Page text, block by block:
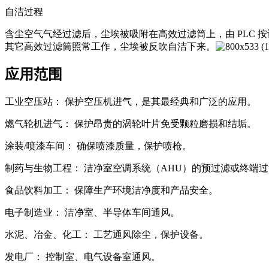
自洁过程
含尘空气气经过滤后，尘埃被吸附在高效过滤筒上，由 PLC
其它高效过滤筒照常工作，尘埃被反吹自洁下来。
应用范围
工业空压站： 保护空压机进气，是其最经典和广泛的应用。
燃气轮机进气： 保护昂贵的涡轮叶片免受颗粒磨损和结垢。
涂装/喷漆车间： 确保喷漆质量，保护喷枪。
制药与生物工程： 洁净室空调系统（AHU）的预过滤或终端过
食品饮料加工： 保障生产环境洁净度和产品安全。
电子制造业： 洁净室、半导体车间通风。
水泥、冶金、化工： 工艺通风除尘，保护设备。
发电厂： 控制室、电气设备室通风。